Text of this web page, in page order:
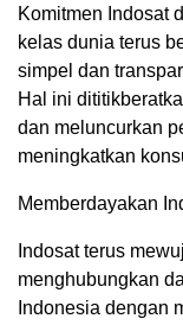
Komitmen Indosat
kelas dunia terus
simpel dan
Hal ini
dan meluncurkan
meningkatkan
Memberdayakan
Indosat terus
menghubungkan
Indonesia dengan